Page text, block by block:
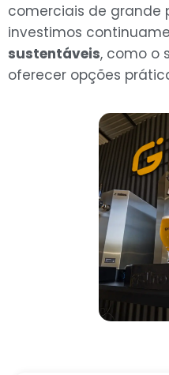
comerciais de grande
investimos
sustentáveis, como o
oferecer opções